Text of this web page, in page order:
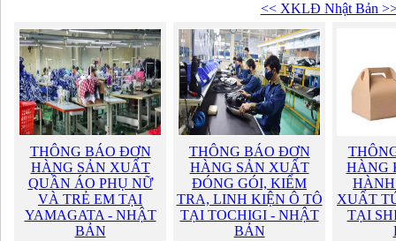
<< XKLĐ Nhật Bản
THÔNG BÁO ĐƠN
HÀNG SẢN XUẤT
QUẦN ÁO PHỤ NỮ
VÀ TRẺ EM TẠI
YAMAGATA - NHẬT
BẢN
THÔNG BÁO ĐƠN
HÀNG SẢN XUẤT
ĐÓNG GÓI, KIỂM
TRA, LINH KIỆN Ô TÔ
TẠI TOCHIGI - NHẬT
BẢN
HÀNG
XUẤT
TẠI